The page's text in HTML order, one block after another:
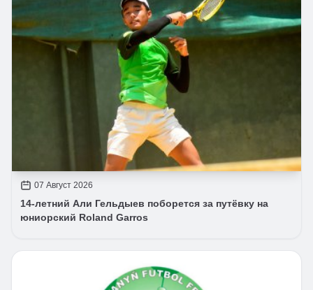
07 Август 2026
14-летний Али Гельдыев поборется за путёвку на
юниорский Roland Garros